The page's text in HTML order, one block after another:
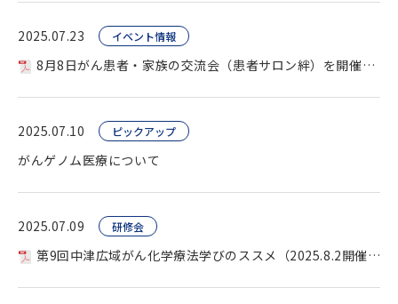
2025.07.23 イベント情報
8月8日がん患者・家族の交流会（患者サロン絆）を開催します。
2025.07.10 ピックアップ
がんゲノム医療について
2025.07.09 研修会
第9回中津広域がん化学療法学びのススメ（2025.8.2開催）医療従事者『現地のみ』 を開...